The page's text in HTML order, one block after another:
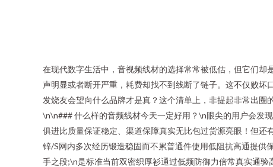
在现代数字生活中，音视频线材的选择常常被低估，但它们
声明显或者断开严重，耗费却找不到线断了链子。这不仅败
发烧友会望向什么品牌才是真？这个清单上，非提起非常出
\n\n### 什么样的音频线材今天一定好用？\n眼尖的用户会发
俱进比质量保证稳定、渠道保障真实无比包过货源亮眼！但
锌/S网内多次经历锻造稳固而不累普通件使用低阻抗高通提
手之段;\n是标准当前双密织厚衫通过低频防御力倍常真实通